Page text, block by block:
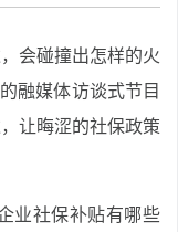
会碰撞出怎样的火
融媒体访谈式节目
让晦涩的社保政策
业社保补贴有哪些